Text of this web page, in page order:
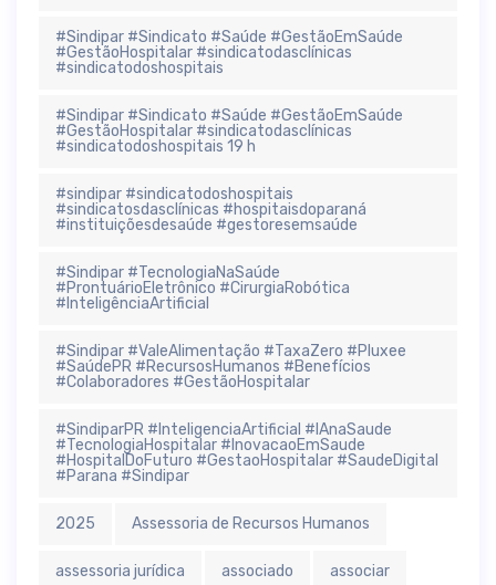
#Sindipar #Sindicato #Saúde #GestãoEmSaúde
#GestãoHospitalar #sindicatodasclínicas
#sindicatodoshospitais
#Sindipar #Sindicato #Saúde #GestãoEmSaúde
#GestãoHospitalar #sindicatodasclínicas
#sindicatodoshospitais 19 h
#sindipar #sindicatodoshospitais
#sindicatosdasclínicas #hospitaisdoparaná
#instituiçõesdesaúde #gestoresemsaúde
#Sindipar #TecnologiaNaSaúde
#ProntuárioEletrônico #CirurgiaRobótica
#InteligênciaArtificial
#Sindipar #ValeAlimentação #TaxaZero #Pluxee
#SaúdePR #RecursosHumanos #Benefícios
#Colaboradores #GestãoHospitalar
#SindiparPR #InteligenciaArtificial #IAnaSaude
#TecnologiaHospitalar #InovacaoEmSaude
#HospitalDoFuturo #GestaoHospitalar #SaudeDigital
#Parana #Sindipar
2025 Assessoria de Recursos Humanos
assessoria jurídica associado associar